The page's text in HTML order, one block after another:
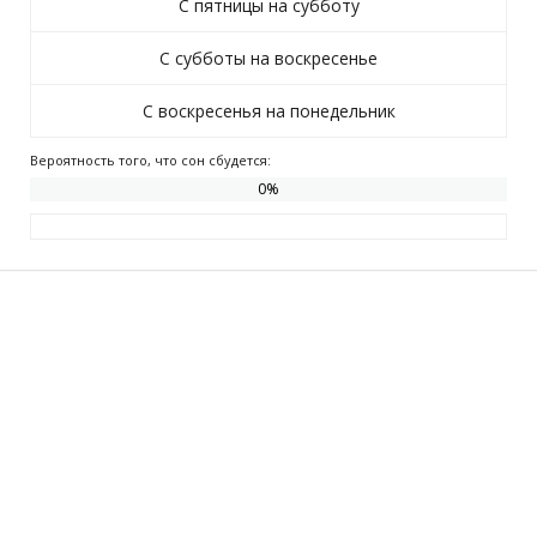
С пятницы на субботу
С субботы на воскресенье
С воскресенья на понедельник
Вероятность того, что сон сбудется:
0%